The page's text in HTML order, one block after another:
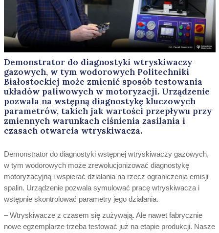
Demonstrator do diagnostyki wtryskiwaczy
gazowych, w tym wodorowych Politechniki
Białostockiej może zmienić sposób testowania
układów paliwowych w motoryzacji. Urządzenie
pozwala na wstępną diagnostykę kluczowych
parametrów, takich jak wartości przepływu przy
zmiennych warunkach ciśnienia zasilania i
czasach otwarcia wtryskiwacza.
Demonstrator do diagnostyki wstępnej wtryskiwaczy gazowych,
w tym wodorowych może zrewolucjonizować diagnostykę
motoryzacyjną i wspierać działania na rzecz ograniczenia emisji
spalin. Urządzenie pozwala symulować pracę wtryskiwacza i
wstępnie skontrolować parametry jego działania.
– Wtryskiwacze z czasem się zużywają. Ale nawet fabrycznie
nowe egzemplarze trzeba testować już na etapie produkcji. Nasze